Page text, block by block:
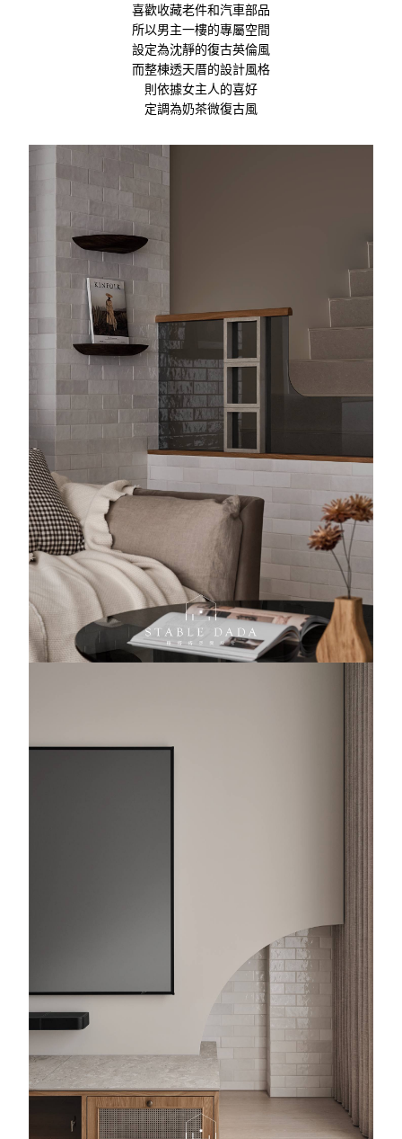
喜歡收藏老件和汽車部品
所以男主一樓的專屬空間
設定為沈靜的復古英倫風
而整棟透天厝的設計風格
則依據女主人的喜好
定調為奶茶微復古風